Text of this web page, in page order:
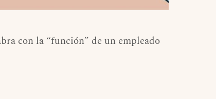
con la “función” de un empleado